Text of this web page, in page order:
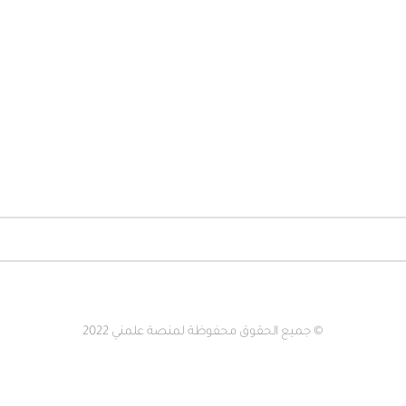
© جميع الحقوق محفوظة لمنصة علمني 2022